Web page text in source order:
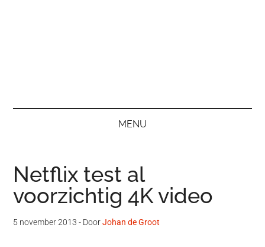
MENU
Netflix test al
voorzichtig 4K video
5 november 2013 - DoorJohan de Groot